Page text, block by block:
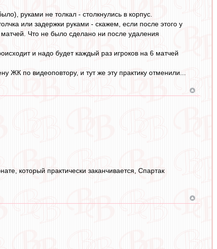
руками не толкал - столкнулись в корпус.
или задержки руками - скажем, если после этого у
Что не было сделано ни после удаления
и надо будет каждый раз игроков на 6 матчей
по видеоповтору, и тут же эту практику отменили...
который практически заканчивается, Спартак